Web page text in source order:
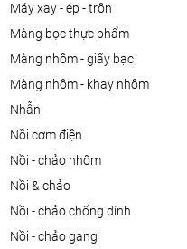
máy xay - ép - trộn
màng bọc thực phẩm
màng nhôm - giấy bạc
màng nhôm - khay nhôm
nhẫn
nồi cơm điện
nồi - chảo nhôm
nồi & chảo
nồi - chảo chống dính
nồi - chảo gang